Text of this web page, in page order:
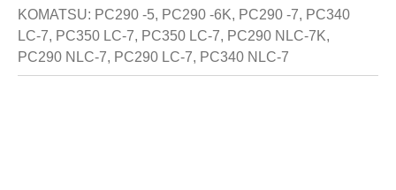
KOMATSU: PC290 -5, PC290 -6K, PC290 -7, PC340
LC-7, PC350 LC-7, PC350 LC-7, PC290 NLC-7K,
PC290 NLC-7, PC290 LC-7, PC340 NLC-7